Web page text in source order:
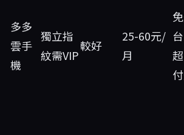
多多
雲手
機
獨立指
紋需VIP
較好
25-60元/
月
台